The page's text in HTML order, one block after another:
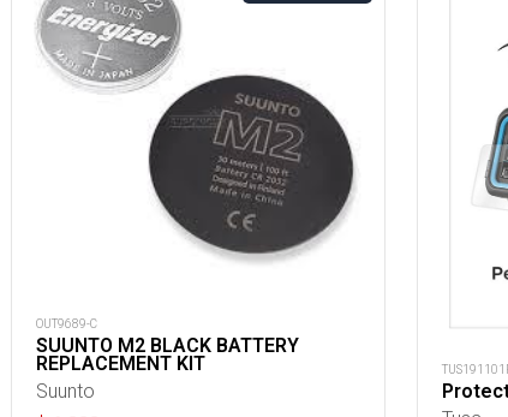
OUT9689-C
SUUNTO M2 BLACK BATTERY
REPLACEMENT KIT
Suunto